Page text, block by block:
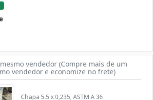
vendedor (Compre mais de um
vendedor e economize no frete)
Chapa 5.5 x 0,235, ASTM A 36